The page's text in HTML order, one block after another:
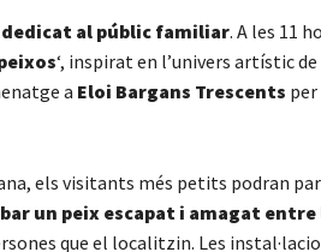
dedicat al públic familiar. A les 11
‘, inspirat en l’univers artístic
a Eloi Bargans Trescents
els visitants més petits podran
un peix escapat i amagat entre
que el localitzin. Les